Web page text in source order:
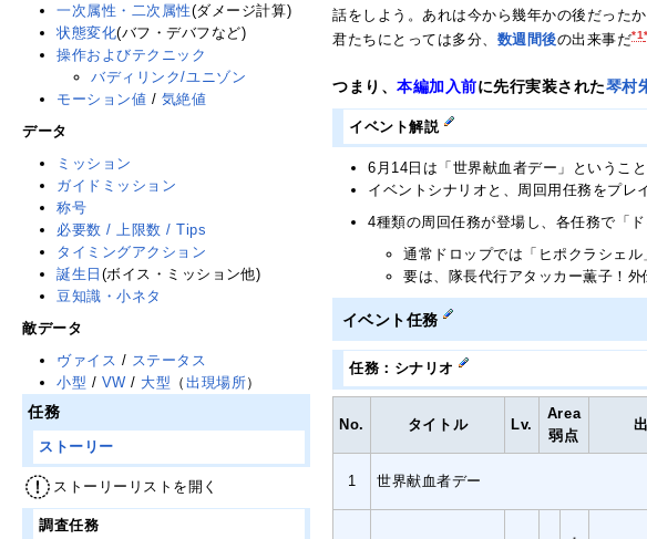
話をしよう。あれは今から幾年かの後だった
君たちにとっては多分、 数週間後の出来事だ*1
つまり、本編加入前に先行実装された琴村
イベント解説
6月14日は「世界献血者デー」というこ
イベントシナリオと、周回用任務をプレ
4種類の周回任務が登場し、各任務で「
通常ドロップでは「ヒポクラシェ
要は、隊長代行アタッカー薫子！
イベント任務
任務：シナリオ
No. タイトル Lv.
Area
弱点
1 世界献血者デー
一次属性・二次属性(ダメージ計算)
状態変化(バフ・デバフなど)
操作およびテクニック
バディリンク/ユニゾン
モーション値 / 気絶値
データ
ミッション
ガイドミッション
称号
必要数 / 上限数 / Tips
タイミングアクション
誕生日 (ボイス・ミッション他)
豆知識・小ネタ
敵データ
ヴァイス / ステータス
小型 / VW / 大型 （ 出現場所）
任務
ストーリー
ストーリーリストを開く
調査任務